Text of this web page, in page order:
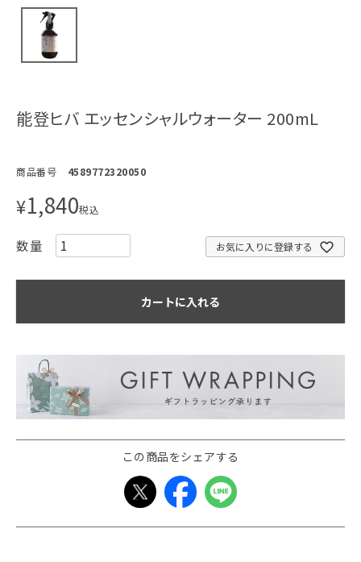
能登ヒバ エッセンシャルウォーター 200mL
商品番号 4589772320050
¥1,840税込
お気に入りに登録する
カートに入れる
この商品をシェアする